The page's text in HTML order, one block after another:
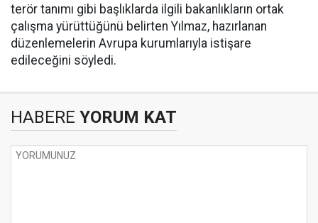
terör tanımı gibi başlıklarda ilgili bakanlıkların ortak
çalışma yürüttüğünü belirten Yılmaz, hazırlanan
düzenlemelerin Avrupa kurumlarıyla istişare
edileceğini söyledi.
HABERE YORUM KAT